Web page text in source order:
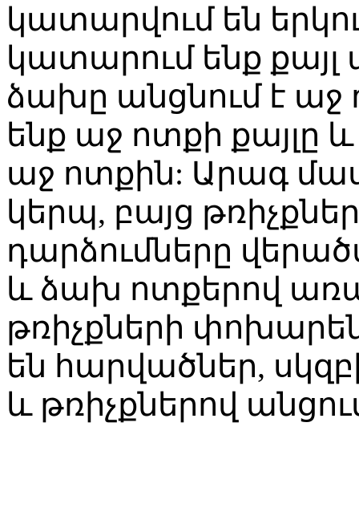
կատարվում են
կատարում ենք
ձախը անցնում է աջ
ենք աջ ոտքի
աջ ոտքին: Արագ
կերպ, բայց
դարձումները
և ձախ ոտքերով
թռիչքների
են հարվածներ,
և թռիչքներով